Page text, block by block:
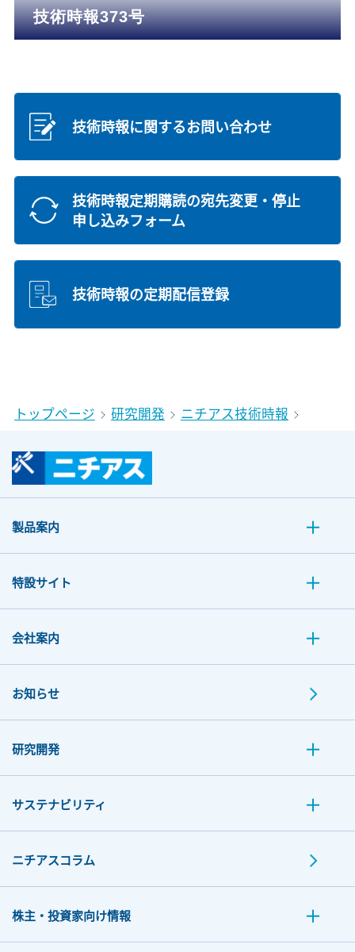
技術時報373号
技術時報に関するお問い合わせ
技術時報定期購読の宛先変更・停止
申し込みフォーム
技術時報の定期配信登録
トップページ 研究開発 ニチアス技術時報
製品案内
特設サイト
会社案内
お知らせ
研究開発
サステナビリティ
ニチアスコラム
株主・投資家向け情報